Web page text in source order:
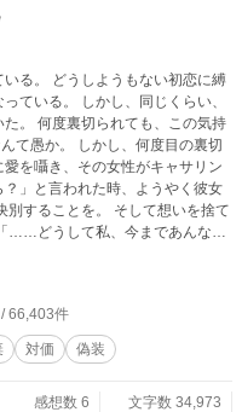
る。 どうしようもない初恋に縛
ている。 しかし、同じくらい、
の気持
を囁き、その女性がキャサリン
」と言われた時、ようやく彼女
。 そして想いを捨て
ら？」
66,403件
対価 偽装
感想数 6
文字数 34,973